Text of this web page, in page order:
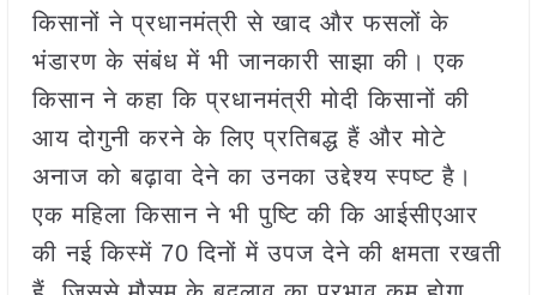
किसानों ने प्रधानमंत्री से खाद और फसलों के
भंडारण के संबंध में भी जानकारी साझा की। एक
किसान ने कहा कि प्रधानमंत्री मोदी किसानों की
आय दोगुनी करने के लिए प्रतिबद्ध हैं और मोटे
अनाज को बढ़ावा देने का उनका उद्देश्य स्पष्ट है।
एक महिला किसान ने भी पुष्टि की कि आईसीएआर
की नई किस्में 70 दिनों में उपज देने की क्षमता रखती